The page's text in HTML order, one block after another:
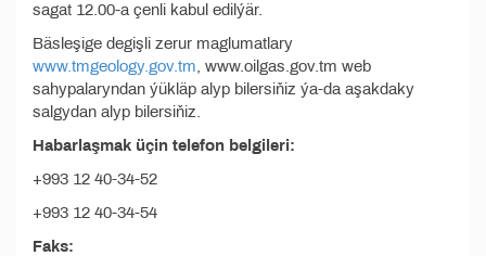
sagat 12.00-a çenli kabul edilýär.
Bäsleşige degişli zerur maglumatlary
www.tmgeology.gov.tm , www.oilgas.gov.tm web
sahypalaryndan ýükläp alyp bilersiňiz ýa-da aşakdaky
salgydan alyp bilersiňiz.
Habarlaşmak üçin telefon belgileri:
+993 12 40-34-52
+993 12 40-34-54
Faks: